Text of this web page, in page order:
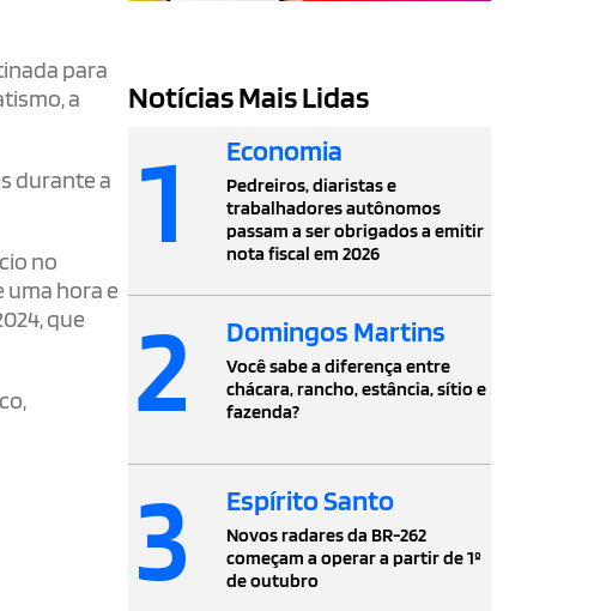
para
a
durante a
no
uma hora e
que
Notícias Mais Lidas
1 Economia
Pedreiros, diaristas e
trabalhadores autônomos
passam a ser obrigados a emitir
nota fiscal em 2026
2 Domingos Martins
Você sabe a diferença entre
chácara, rancho, estância, sítio e
fazenda?
3 Espírito Santo
Novos radares da BR-262
começam a operar a partir de 1º
de outubro